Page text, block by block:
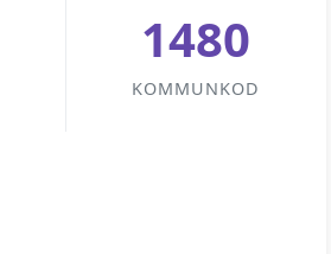
1480
KOMMUNKOD